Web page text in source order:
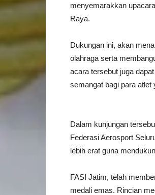
menyemarakkan
Raya.
Dukungan ini, akan
olahraga serta
acara tersebut juga
semangat bagi para atlet
Dalam kunjungan
Federasi Aerosport
lebih erat guna
FASI Jatim, telah
medali emas. Rincian